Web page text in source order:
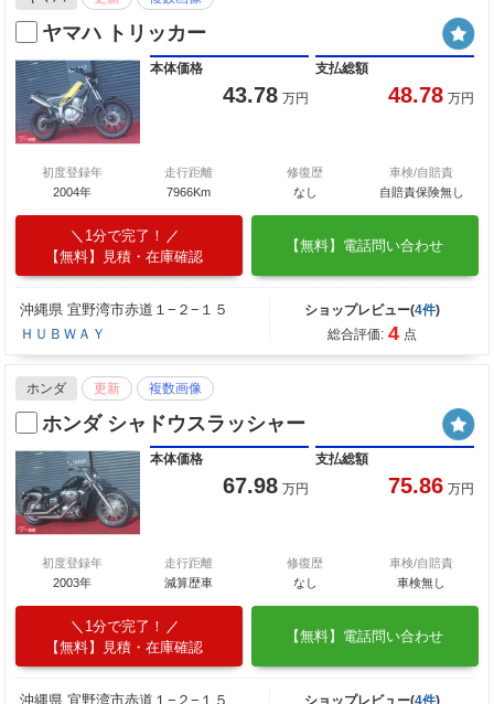
ヤマハ トリッカー
本体価格
43.78 万円
支払総額
48.78 万円
初度登録年
2004年
走行距離
7966Km
修復歴
なし
車検/自賠責
自賠責保険無し
1分で完了！
【無料】見積・在庫確認
【無料】電話問い合わせ
沖縄県 宜野湾市赤道１−２−１５
ＨＵＢＷＡＹ
ショップレビュー(4件)
総合評価: 4 点
ホンダ 更新 複数画像
ホンダ シャドウスラッシャー
本体価格
67.98 万円
支払総額
75.86 万円
初度登録年
2003年
走行距離
減算歴車
修復歴
なし
車検/自賠責
車検無し
1分で完了！
【無料】見積・在庫確認
【無料】電話問い合わせ
沖縄県 宜野湾市赤道１−２−１５ ショップレビュー(4件)